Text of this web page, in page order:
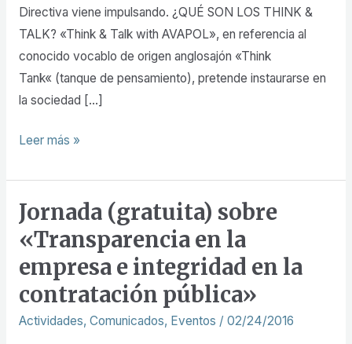
Directiva viene impulsando. ¿QUÉ SON LOS THINK &
TALK? «Think & Talk with AVAPOL», en referencia al
conocido vocablo de origen anglosajón «Think
Tank« (tanque de pensamiento), pretende instaurarse en
la sociedad […]
Leer más »
Jornada (gratuita) sobre
«Transparencia en la
empresa e integridad en la
contratación pública»
Actividades, Comunicados, Eventos / 02/24/2016
Jornada
(gratuita)
sobre
«Transparencia
en
la